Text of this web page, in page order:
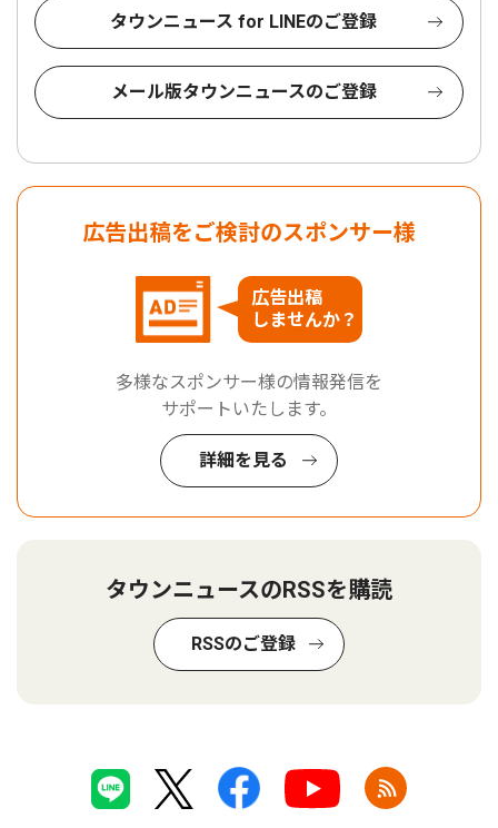
タウンニュース for LINEのご登録
メール版タウンニュースのご登録
広告出稿をご検討のスポンサー様
広告出稿
しませんか？
多様なスポンサー様の情報発信を
サポートいたします。
詳細を見る
タウンニュースのRSSを購読
RSSのご登録